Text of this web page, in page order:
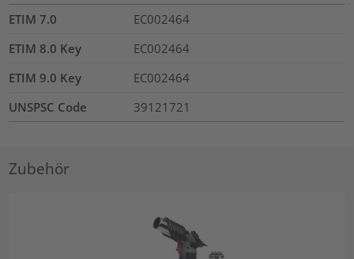
ETIM 7.0
EC002464
ETIM 8.0 Key
EC002464
ETIM 9.0 Key
EC002464
UNSPSC Code
39121721
Zubehör